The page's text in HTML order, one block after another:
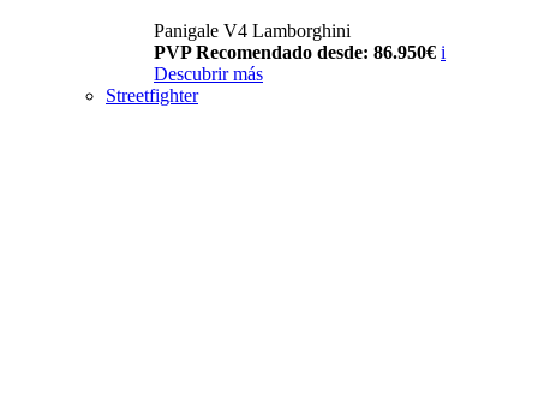
Panigale V4 Lamborghini
PVP Recomendado desde: 86.950€ i
Descubrir más
Streetfighter